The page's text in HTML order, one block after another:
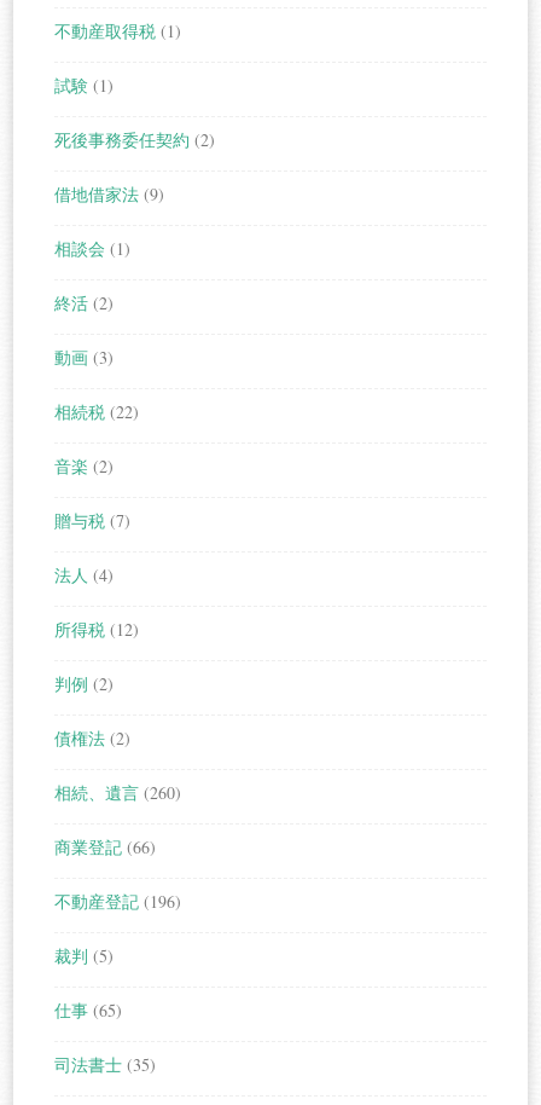
不動産取得税 (1)
試験 (1)
死後事務委任契約 (2)
借地借家法 (9)
相談会 (1)
終活 (2)
動画 (3)
相続税 (22)
音楽 (2)
贈与税 (7)
法人 (4)
所得税 (12)
判例 (2)
債権法 (2)
相続、遺言 (260)
商業登記 (66)
不動産登記 (196)
裁判 (5)
仕事 (65)
司法書士 (35)